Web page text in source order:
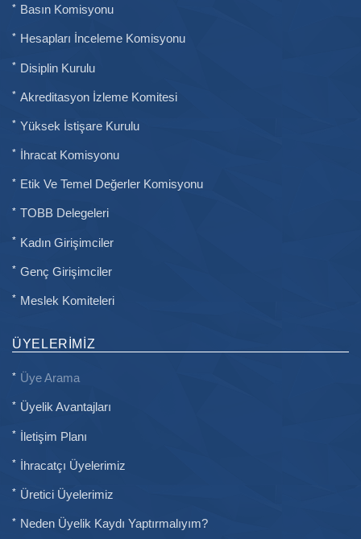
Basın Komisyonu
Hesapları İnceleme Komisyonu
Disiplin Kurulu
Akreditasyon İzleme Komitesi
Yüksek İstişare Kurulu
İhracat Komisyonu
Etik Ve Temel Değerler Komisyonu
TOBB Delegeleri
Kadın Girişimciler
Genç Girişimciler
Meslek Komiteleri
ÜYELERIMIZ
Üye Arama
Üyelik Avantajları
İletişim Planı
İhracatçı Üyelerimiz
Üretici Üyelerimiz
Neden Üyelik Kaydı Yaptırmalıyım?